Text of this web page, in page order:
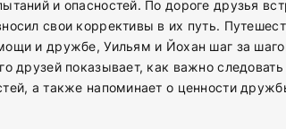
и опасностей. По дороге друзья
свои коррективы в их путь.
и дружбе, Уильям и Йохан шаг за
друзей показывает, как важно
а также напоминает о ценности